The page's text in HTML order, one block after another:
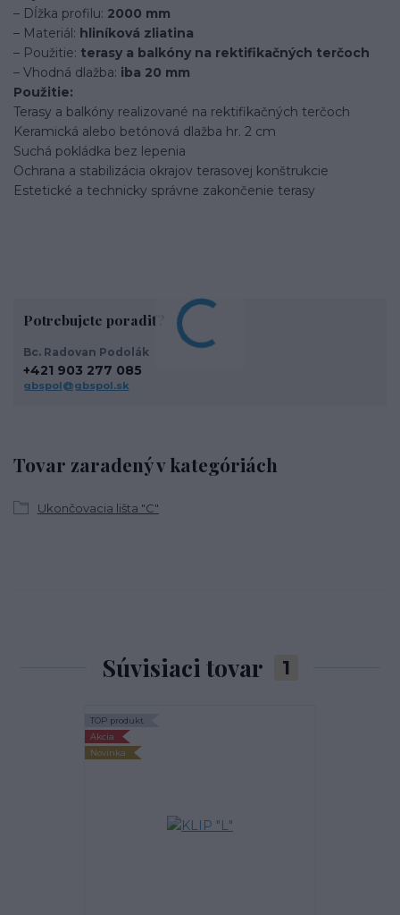
– Dĺžka profilu: 2000 mm
– Materiál: hliníková zliatina
– Použitie: terasy a balkóny na rektifikačných terčoch
– Vhodná dlažba: iba 20 mm
Použitie:
Terasy a balkóny realizované na rektifikačných terčoch
Keramická alebo betónová dlažba hr. 2 cm
Suchá pokládka bez lepenia
Ochrana a stabilizácia okrajov terasovej konštrukcie
Estetické a technicky správne zakončenie terasy
Tovar zaradený v kategóriách
Ukončovacia lišta "C"
Potrebujete poradiť?
Bc. Radovan Podolák
+421 903 277 085
gbspol@gbspol.sk
Súvisiaci tovar 1
TOP produkt
Akcia
Novinka